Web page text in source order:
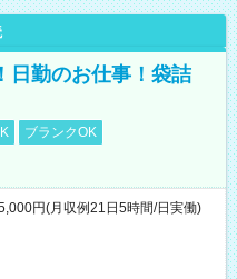
日勤のお仕事！袋詰
ブランクOK
円(月収例21日5時間/日実働)